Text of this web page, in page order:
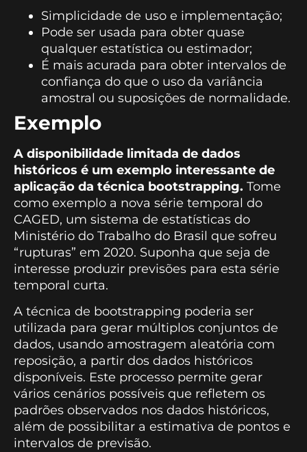
Simplicidade de uso e implementação;
Pode ser usada para obter quase
qualquer estatística ou estimador;
É mais acurada para obter intervalos de
confiança do que o uso da variância
amostral ou suposições de normalidade.
Exemplo
A disponibilidade limitada de dados
históricos é um exemplo interessante de
aplicação da técnica bootstrapping. Tome
como exemplo a nova série temporal do
CAGED, um sistema de estatísticas do
Ministério do Trabalho do Brasil que sofreu
“rupturas” em 2020. Suponha que seja de
interesse produzir previsões para esta série
temporal curta.
A técnica de bootstrapping poderia ser
utilizada para gerar múltiplos conjuntos de
dados, usando amostragem aleatória com
reposição, a partir dos dados históricos
disponíveis. Este processo permite gerar
vários cenários possíveis que refletem os
padrões observados nos dados históricos,
além de possibilitar a estimativa de pontos e
intervalos de previsão.